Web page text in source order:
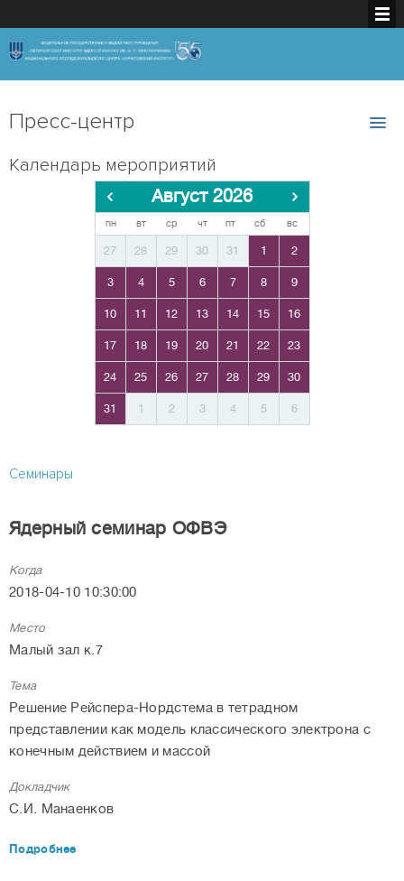
Пресс-центр
Календарь мероприятий
Август 2026
пн вт ср чт пт сб вс
27 28 29 30 31 1 2
3 4 5 6 7 8 9
10 11 12 13 14 15 16
17 18 19 20 21 22 23
24 25 26 27 28 29 30
31 1 2 3 4 5 6
Семинары
Ядерный семинар ОФВЭ
Когда
2018-04-10 10:30:00
Место
Малый зал к.7
Тема
Решение Рейспера-Нордстема в тетрадном
представлении как модель классического электрона с
конечным действием и массой
Докладчик
С.И. Манаенков
Подробнее